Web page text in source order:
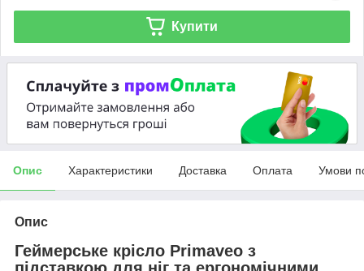
Купити
Опис Характеристики Доставка Оплата Умови
Опис
Геймерське крісло Primaveo з